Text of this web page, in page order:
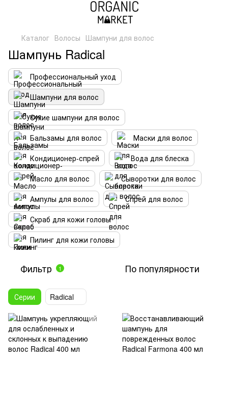
Каталог Волосы Шампуни для волос
Шампунь Radical
Профессиональный уход
Шампуни для волос
Сухие шампуни для волос
Бальзамы для волос
Маски для волос
Кондиционер-спрей
Вода для блеска
Масло для волос
Сыворотки для волос
Ампулы для волос
Спрей для волос
Скраб для кожи головы
Пилинг для кожи головы
Фильтр 1 По популярности
Серии Radical